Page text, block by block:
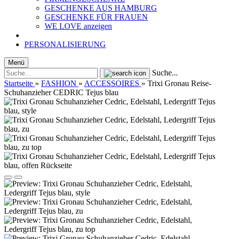
GESCHENKE AUS HAMBURG
GESCHENKE FÜR FRAUEN
WE LOVE anzeigen
PERSONALISIERUNG
Menü
Suche...
Startseite » FASHION » ACCESSOIRES » Trixi Gronau Reise-
Schuhanzieher CEDRIC Tejus blau